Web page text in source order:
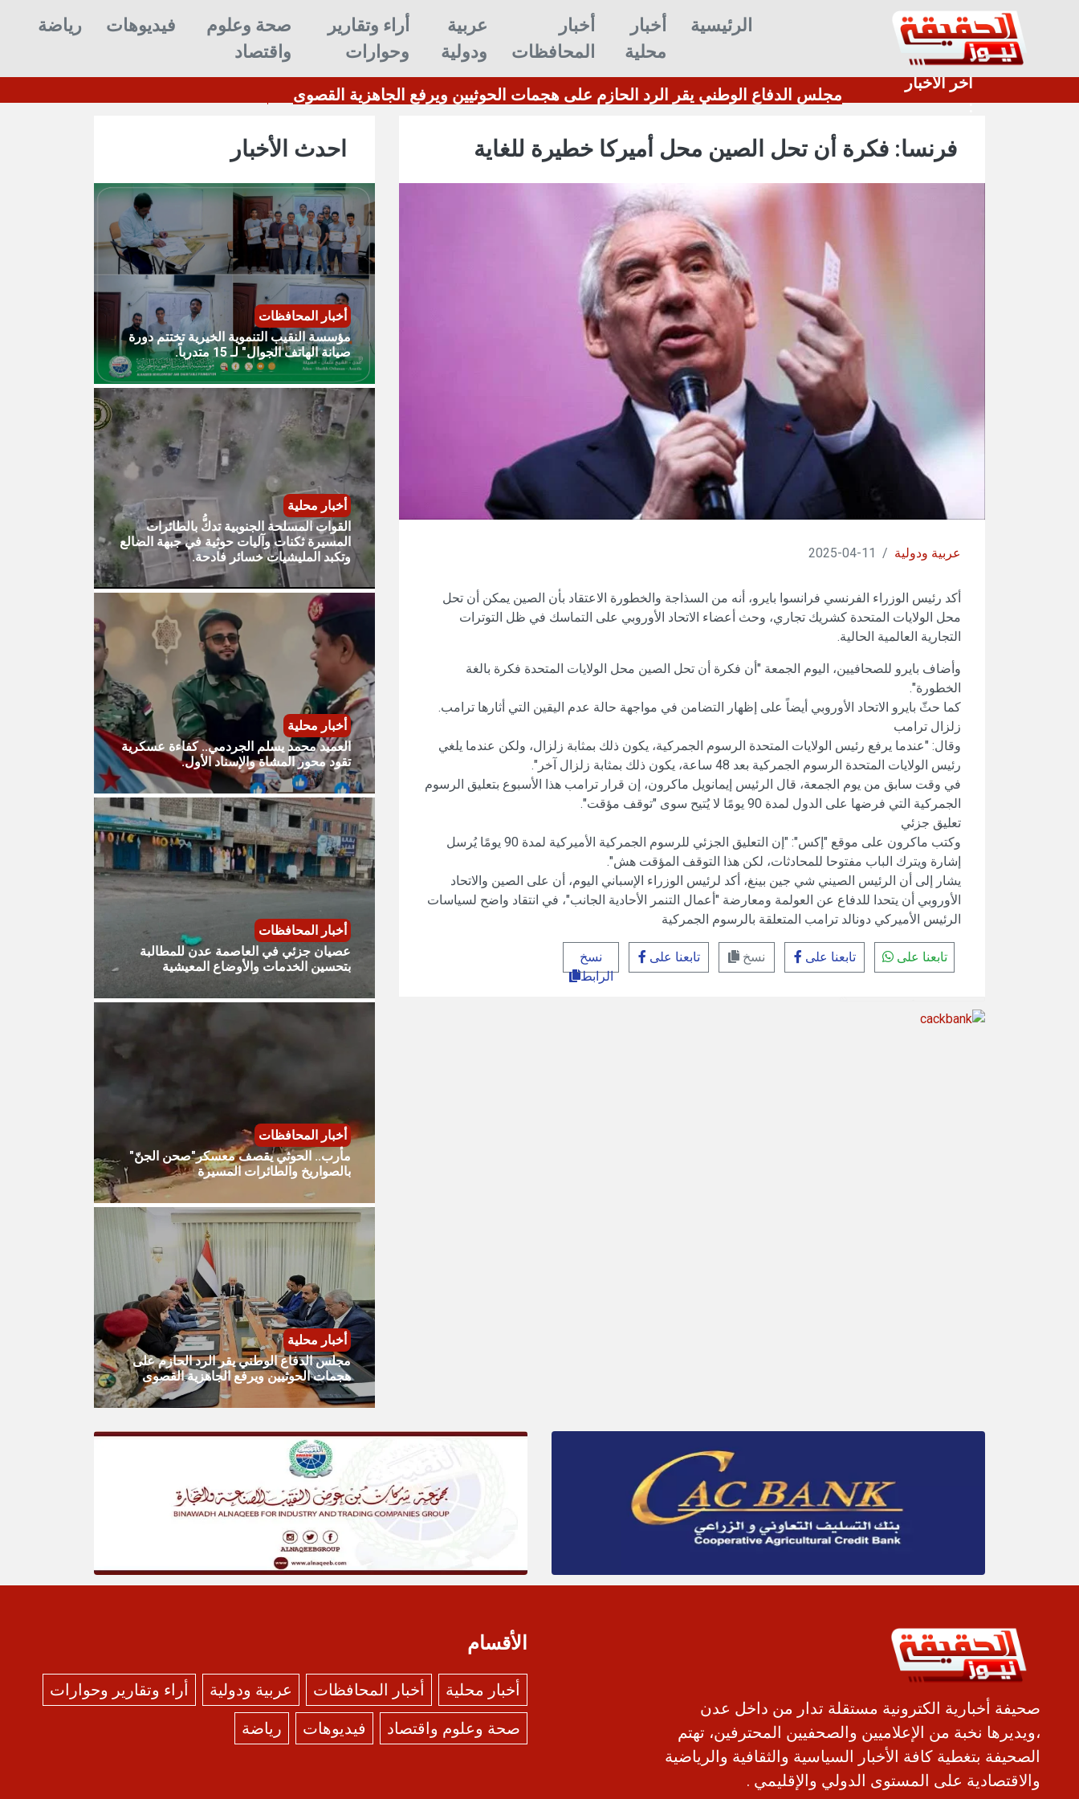
الرئيسية
أخبار
محلية
أخبار
المحافظات
عربية
ودولية
أراء وتقارير
وحوارات
صحة وعلوم
واقتصاد
فيديوهات رياضة
أخر الأخبار
:
بالصواريخ والطائرات المسيرة مجلس الدفاع الوطني يقر الرد الحازم على هجمات الحوثيين ويرفع الجاهزية القصوى
فرنسا: فكرة أن تحل الصين محل أميركا خطيرة للغاية
عربية ودولية /
11-04-2025
أكد رئيس الوزراء الفرنسي فرانسوا بايرو، أنه من السذاجة والخطورة الاعتقاد بأن الصين يمكن أن تحل
محل الولايات المتحدة كشريك تجاري، وحث أعضاء الاتحاد الأوروبي على التماسك في ظل التوترات
التجارية العالمية الحالية.
وأضاف بايرو للصحافيين، اليوم الجمعة "أن فكرة أن تحل الصين محل الولايات المتحدة فكرة بالغة
الخطورة".
كما حثّ بايرو الاتحاد الأوروبي أيضاً على إظهار التضامن في مواجهة حالة عدم اليقين التي أثارها ترامب.
زلزال ترامب
وقال: "عندما يرفع رئيس الولايات المتحدة الرسوم الجمركية، يكون ذلك بمثابة زلزال، ولكن عندما يلغي
رئيس الولايات المتحدة الرسوم الجمركية بعد 48 ساعة، يكون ذلك بمثابة زلزال آخر".
في وقت سابق من يوم الجمعة، قال الرئيس إيمانويل ماكرون، إن قرار ترامب هذا الأسبوع بتعليق الرسوم
الجمركية التي فرضها على الدول لمدة 90 يومًا لا يُتيح سوى "توقف مؤقت".
تعليق جزئي
وكتب ماكرون على موقع "إكس": "إن التعليق الجزئي للرسوم الجمركية الأميركية لمدة 90 يومًا يُرسل
إشارة ويترك الباب مفتوحا للمحادثات، لكن هذا التوقف المؤقت هش".
يشار إلى أن الرئيس الصيني شي جين بينغ، أكد لرئيس الوزراء الإسباني اليوم، أن على الصين والاتحاد
الأوروبي أن يتحدا للدفاع عن العولمة ومعارضة "أعمال التنمر الأحادية الجانب"، في انتقاد واضح لسياسات
الرئيس الأميركي دونالد ترامب المتعلقة بالرسوم الجمركية
تابعنا على تابعنا على نسخ تابعنا على
نسخ
الرابط
احدث الأخبار
أخبار المحافظات
مؤسسة النقيب التنموية الخيرية تختتم دورة
صيانة الهاتف الجوال" لـ 15 متدرباً.
أخبار محلية
القوات المسلحة الجنوبية تدكُّ بالطائرات
المسيرة ثكنات وآليات حوثية في جبهة الضالع
وتكبد المليشيات خسائر فادحة.
أخبار محلية
العميد محمد يسلم الجردمي.. كفاءة عسكرية
تقود محور المشاة والإسناد الأول.
أخبار المحافظات
عصيان جزئي في العاصمة عدن للمطالبة
بتحسين الخدمات والأوضاع المعيشية
أخبار المحافظات
مأرب.. الحوثي يقصف معسكر"صحن الجنّ"
بالصواريخ والطائرات المسيرة
أخبار محلية
مجلس الدفاع الوطني يقر الرد الحازم على
هجمات الحوثيين ويرفع الجاهزية القصوى
صحيفة أخبارية الكترونية مستقلة تدار من داخل عدن
،ويديرها نخبة من الإعلاميين والصحفيين المحترفين، تهتم
الصحيفة بتغطية كافة الأخبار السياسية والثقافية والرياضية
والاقتصادية على المستوى الدولي والإقليمي .
الأقسام
أخبار محلية أخبار المحافظات عربية ودولية
أراء وتقارير وحوارات
صحة وعلوم واقتصاد
فيديوهات رياضة